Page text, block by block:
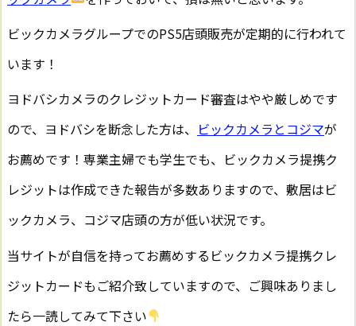
ビックカメラグループでのPS5店頭販売が定期的に行われて
います！
ヨドバシカメラのクレジットカード審査はやや厳しめです
ので、ヨドバシを断念した方は、 ビックカメラとコジマが
お薦めです！専業主婦でも学生でも、ビックカメラ提携ク
レジットは作成できた報告が多数ありますので、敷居はビ
ックカメラ、コジマ店頭の方が低い状況です。
当サイトが自信を持ってお薦めするビックカメラ提携クレ
ジットカードもご紹介致していますので、ご興味ありまし
たら一読してみて下さい